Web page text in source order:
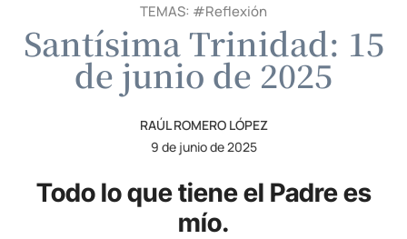
TEMAS: #Reflexión
Santísima Trinidad: 15
de junio de 2025
RAÚL ROMERO LÓPEZ
9 de junio de 2025
Todo lo que tiene el Padre es
mío.